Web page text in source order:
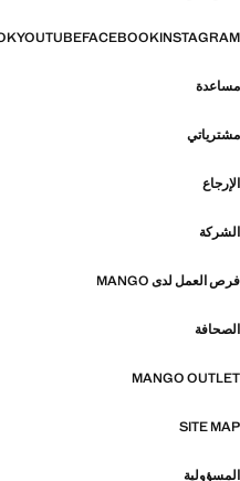
INSTAGRAM
FACEBOOK
YOUTUBE
مساعدة
مشترياتي
الإرجاع
الشركة
فرص العمل لدى MANGO
الصحافة
MANGO OUTLET
SITE MAP
المسؤولية